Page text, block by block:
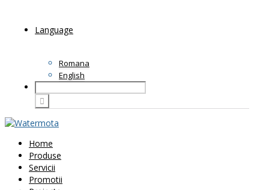
Language
Romana
English
Home
Produse
Servicii
Promotii